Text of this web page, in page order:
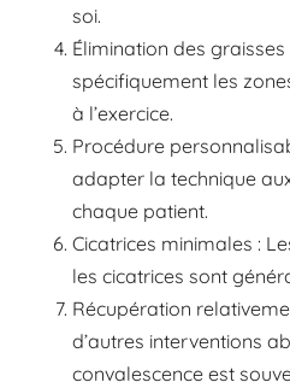
soi.
Élimination des
spécifiquement les
à l’exercice.
Procédure
adapter la technique
chaque patient.
Cicatrices minimales :
les cicatrices sont
Récupération
d’autres interventions
convalescence est